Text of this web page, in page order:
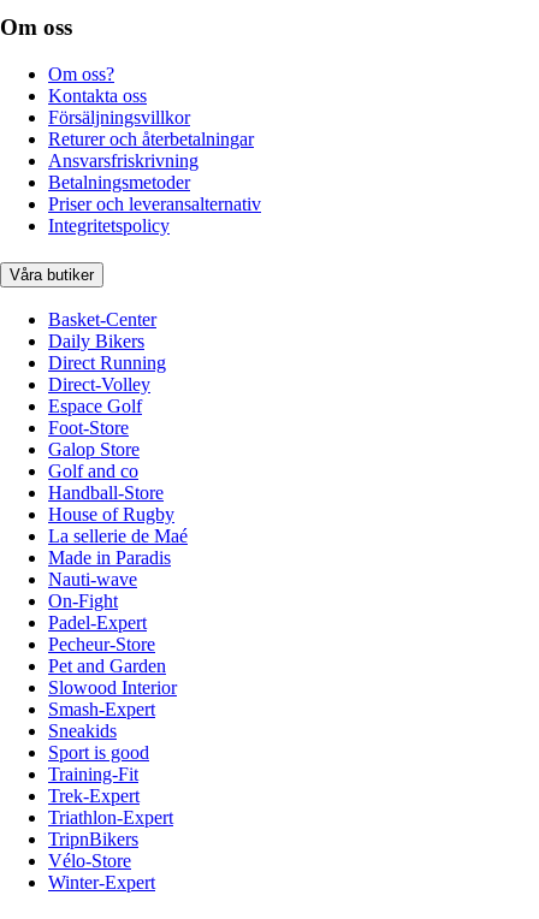
Om oss
Om oss?
Kontakta oss
Försäljningsvillkor
Returer och återbetalningar
Ansvarsfriskrivning
Betalningsmetoder
Priser och leveransalternativ
Integritetspolicy
Våra butiker
Basket-Center
Daily Bikers
Direct Running
Direct-Volley
Espace Golf
Foot-Store
Galop Store
Golf and co
Handball-Store
House of Rugby
La sellerie de Maé
Made in Paradis
Nauti-wave
On-Fight
Padel-Expert
Pecheur-Store
Pet and Garden
Slowood Interior
Smash-Expert
Sneakids
Sport is good
Training-Fit
Trek-Expert
Triathlon-Expert
TripnBikers
Vélo-Store
Winter-Expert